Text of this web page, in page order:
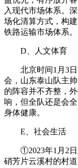
入现代市场体系。
场化清算方式，构
铁路运输市场体系。
D、人文体育
北京时间1月3日
会，山东泰山队主
的阵容并不齐整，
响，但全队还是会
身体健康。
E、社会生活
①2023年1月2日
硝芳片云溪村的村